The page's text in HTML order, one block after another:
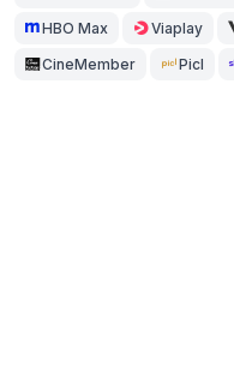
HBO Max Viaplay
CineMember Picl